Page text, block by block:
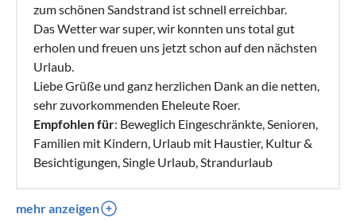
zum schönen Sandstrand ist schnell erreichbar.
Das Wetter war super, wir konnten uns total gut
erholen und freuen uns jetzt schon auf den nächsten
Urlaub.
Liebe Grüße und ganz herzlichen Dank an die netten,
sehr zuvorkommenden Eheleute Roer.
Empfohlen für: Beweglich Eingeschränkte, Senioren,
Familien mit Kindern, Urlaub mit Haustier, Kultur &
Besichtigungen, Single Urlaub, Strandurlaub
mehr anzeigen